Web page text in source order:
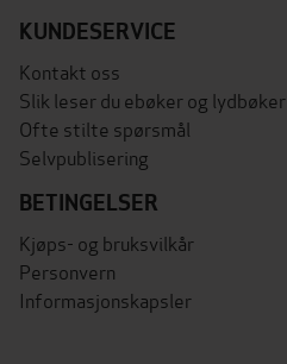
KUNDESERVICE
Kontakt oss
Slik leser du ebøker og lydbøker
Ofte stilte spørsmål
Selvpublisering
BETINGELSER
Kjøps- og bruksvilkår
Personvern
Informasjonskapsler